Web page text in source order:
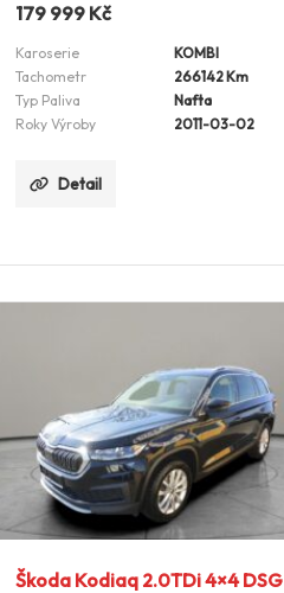
179 999 Kč
Karoserie
KOMBI
Tachometr
266142 Km
Typ Paliva
Nafta
Roky Výroby
2011-03-02
Detail
Škoda Kodiaq 2.0TDi 4×4 DSG